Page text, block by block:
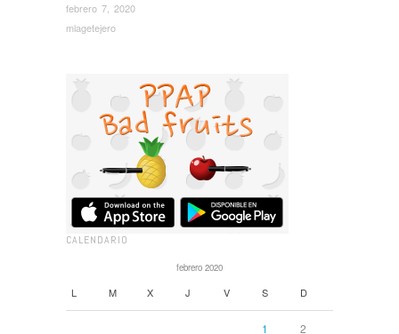
febrero 7, 2020
mlagetejero
CALENDARIO
febrero 2020
L M X J V S D
1 2